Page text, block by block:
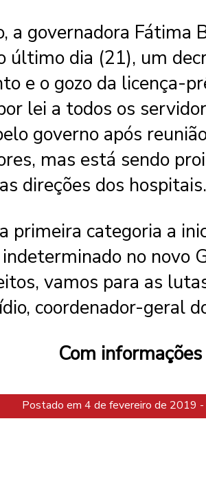
a governadora Fátima
último dia (21), um
e o gozo da licença-
lei a todos os
governo após
mas está sendo
direções dos hospitais.
primeira categoria a
no novo
vamos para as
coordenador-geral
Com
Postado em 4 de fevereiro de 2019